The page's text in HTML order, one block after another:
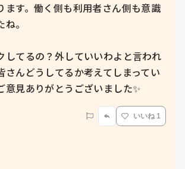
ます。働く側も利用者さん側も意識
。
してるの？外していいわよと言われ
さんどうしてるか考えてしまってい
意見ありがとうございました✨
いいね 1